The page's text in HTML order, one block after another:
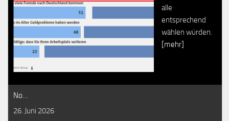
alle
entsprechend
wählen würden.
[mehr]
No…
26. Juni 2026